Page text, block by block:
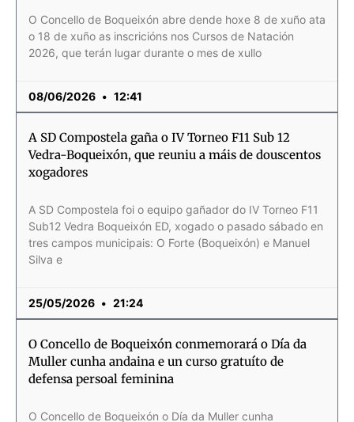
O Concello de Boqueixón abre dende hoxe 8 de xuño ata
o 18 de xuño as inscricións nos Cursos de Natación
2026, que terán lugar durante o mes de xullo
08/06/2026 12:41
A SD Compostela gaña o IV Torneo F11 Sub 12
Vedra-Boqueixón, que reuniu a máis de douscentos
xogadores
A SD Compostela foi o equipo gañador do IV Torneo F11
Sub12 Vedra Boqueixón ED, xogado o pasado sábado en
tres campos municipais: O Forte (Boqueixón) e Manuel
Silva e
25/05/2026 21:24
O Concello de Boqueixón conmemorará o Día da
Muller cunha andaina e un curso gratuíto de
defensa persoal feminina
O Concello de Boqueixón o Día da Muller cunha